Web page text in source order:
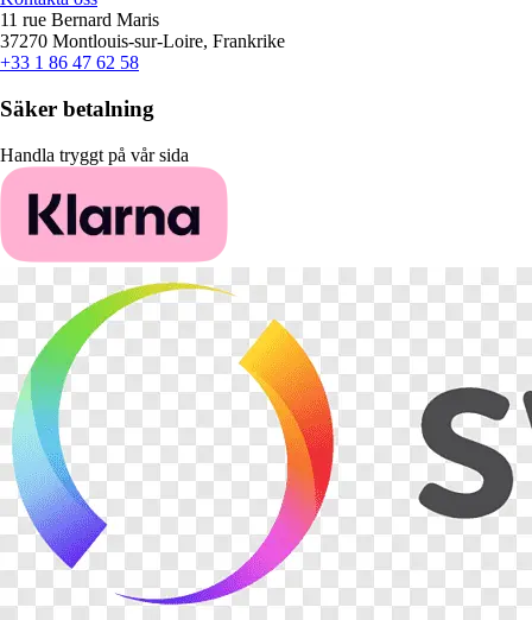
11 rue Bernard Maris
37270 Montlouis-sur-Loire, Frankrike
+33 1 86 47 62 58
Säker betalning
Handla tryggt på vår sida